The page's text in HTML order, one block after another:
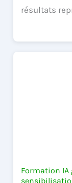
résultats
Formation IA